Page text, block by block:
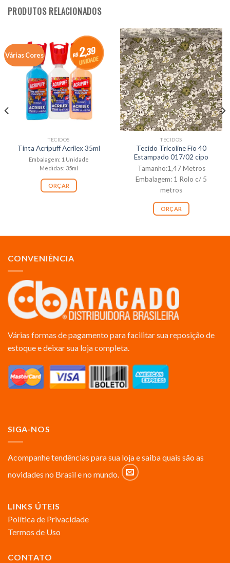
PRODUTOS RELACIONADOS
Várias Cores
TECIDOS
Tinta Acripuff Acrilex 35ml
Embalagem: 1 Unidade
Medidas: 35ml
ORÇAR
TECIDOS
Tecido Tricoline Fio 40
Estampado 017/02 cipo
Tamanho:1,47 Metros
Embalagem: 1 Rolo c/ 5
metros
ORÇAR
CONVENIÊNCIA
Várias formas de pagamento para facilitar sua reposição de
estoque e deixar sua loja completa.
SIGA-NOS
Acompanhe tendências para sua loja e saiba quais são as
novidades no Brasil e no mundo.
LINKS ÚTEIS
Política de Privacidade
Termos de Uso
CONTATO